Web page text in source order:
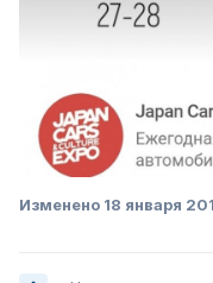
Изменено 18 января